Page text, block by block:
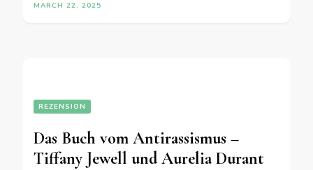
MARCH 22, 2025
REZENSION
Das Buch vom Antirassismus –
Tiffany Jewell und Aurelia Durant